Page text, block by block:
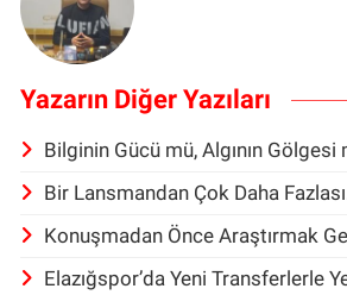
Yazarın Diğer Yazıları
Bilginin Gücü mü, Algının Gölgesi
Bir Lansmandan Çok Daha
Konuşmadan Önce Araştırmak
Elazığspor’da Yeni Transferlerle